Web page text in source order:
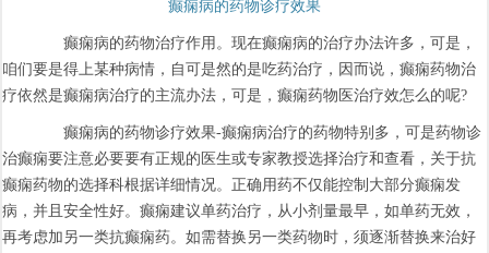
癫痫病的药物诊疗效果
癫痫病的药物治疗作用。现在癫痫病的治疗办法许多，可是，
咱们要是得上某种病情，自可是然的是吃药治疗，因而说，癫痫药物治
疗依然是癫痫病治疗的主流办法，可是，癫痫药物医治疗效怎么的呢?
癫痫病的药物诊疗效果-癫痫病治疗的药物特别多，可是药物诊
治癫痫要注意必要要有正规的医生或专家教授选择治疗和查看，关于抗
癫痫药物的选择科根据详细情况。正确用药不仅能控制大部分癫痫发
病，并且安全性好。癫痫建议单药治疗，从小剂量最早，如单药无效，
再考虑加另一类抗癫痫药。如需替换另一类药物时，须逐渐替换来治好